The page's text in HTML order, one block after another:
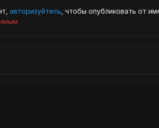
авторизуйтесь , чтобы опубликовать от